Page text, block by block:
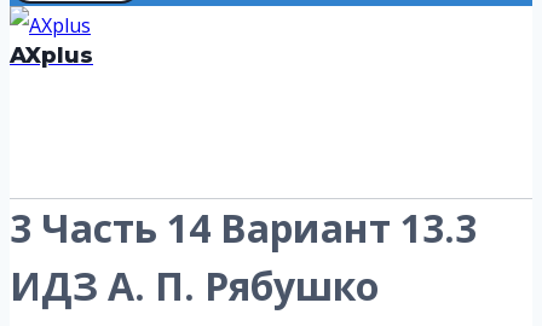
AXplus
3 Часть 14 Вариант 13.3
ИДЗ А. П. Рябушко